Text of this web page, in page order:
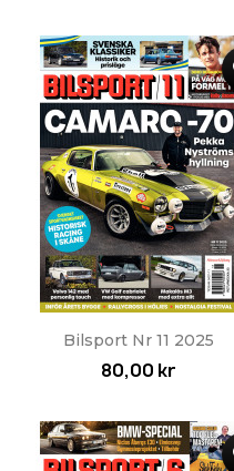
Bilsport Nr 11 2025
80,00 kr